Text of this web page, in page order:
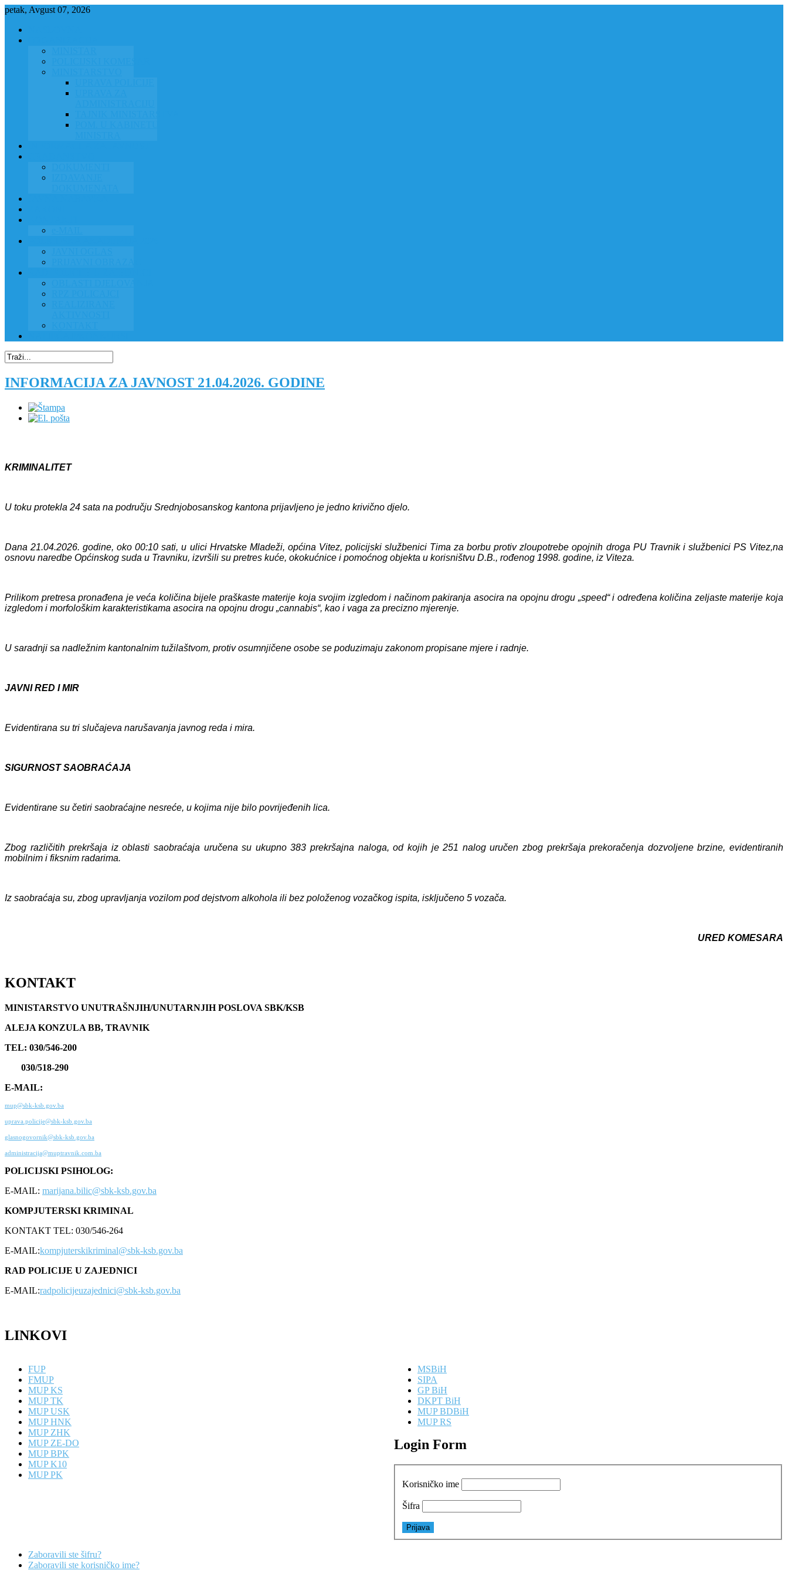
petak, Avgust 07, 2026
INFORMACIJA ZA JAVNOST 21.04.2026. GODINE
KRIMINALITET
U toku protekla 24 sata na području Srednjobosanskog kantona prijavljeno je jedno krivično djelo.
Dana 21.04.2026. godine, oko 00:10 sati, u ulici Hrvatske Mladeži, općina Vitez, policijski službenici Tima za borbu protiv zloupotrebe opojnih droga PU Travnik i službenici PS Vitez,na
osnovu naredbe Općinskog suda u Travniku, izvršili su pretres kuće, okokućnice i pomoćnog objekta u korisništvu D.B., rođenog 1998. godine, iz Viteza.
Prilikom pretresapronađena je veća količina bijele praškaste materije koja svojim izgledom i načinom pakiranja asocira na opojnu drogu „speed“ i određena količina zeljaste materije koja
izgledom i morfološkim karakteristikama asocira na opojnu drogu „cannabis“, kao i vaga za precizno mjerenje.
U saradnji sa nadležnim kantonalnim tužilaštvom, protiv osumnjičene osobe se poduzimaju zakonom propisane mjere i radnje.
JAVNI RED I MIR
Evidentirana su tri slučajeva narušavanja javnog reda i mira.
SIGURNOST SAOBRAĆAJA
Evidentirane su četiri saobraćajne nesreće, u kojima nije bilo povrijeđenih lica.
Zbog različitih prekršaja iz oblasti saobraćaja uručena su ukupno 383prekršajna naloga, od kojih je251 nalog uručen zbog prekršaja prekoračenja dozvoljene brzine, evidentiranih
mobilnim i fiksnim radarima.
Iz saobraćaja su, zbog upravljanja vozilom pod dejstvom alkohola ili bez položenog vozačkog ispita, isključeno 5 vozača.
URED KOMESARA
KONTAKT
MINISTARSTVO UNUTRAŠNJIH/UNUTARNJIH POSLOVA SBK/KSB
ALEJA KONZULA BB, TRAVNIK
TEL: 030/546-200
030/518-290
E-MAIL:
mup@sbk-ksb.gov.ba
uprava.policije@sbk-ksb.gov.ba
glasnogovornik@sbk-ksb.gov.ba
administracija@muptravnik.com.ba
POLICIJSKI PSIHOLOG:
E-MAIL: marijana.bilic@sbk-ksb.gov.ba
KOMPJUTERSKI KRIMINAL
KONTAKT TEL: 030/546-264
E-MAIL:kompjuterskikriminal@sbk-ksb.gov.ba
RAD POLICIJE U ZAJEDNICI
E-MAIL:radpolicijeuzajednici@sbk-ksb.gov.ba
LINKOVI
FUP
FMUP
MUP KS
MUP TK
MUP USK
MUP HNK
MUP ZHK
MUP ZE-DO
MUP BPK
MUP K10
MUP PK
MSBiH
SIPA
GP BiH
DKPT BiH
MUP BDBiH
MUP RS
Login Form
Korisničko ime
Šifra
Zaboravili ste šifru?
Zaboravili ste korisničko ime?